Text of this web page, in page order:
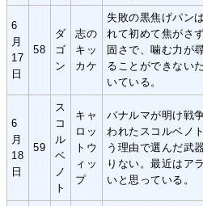
6
月
17
日
58
ダ
ゴ
ン
志の
キッ
カケ
失敗の黒焦げパン
れて初めて焦がさ
固さで、噛む力が
ることができない
いている。
6
月
18
日
59
ス
コ
ル
ベ
ノ
ト
キャ
ロッ
トウ
ィッ
プ
バナルマが明け戦
われたスコルベノ
う理由で選んだ武
りない。最近はア
いと思っている。